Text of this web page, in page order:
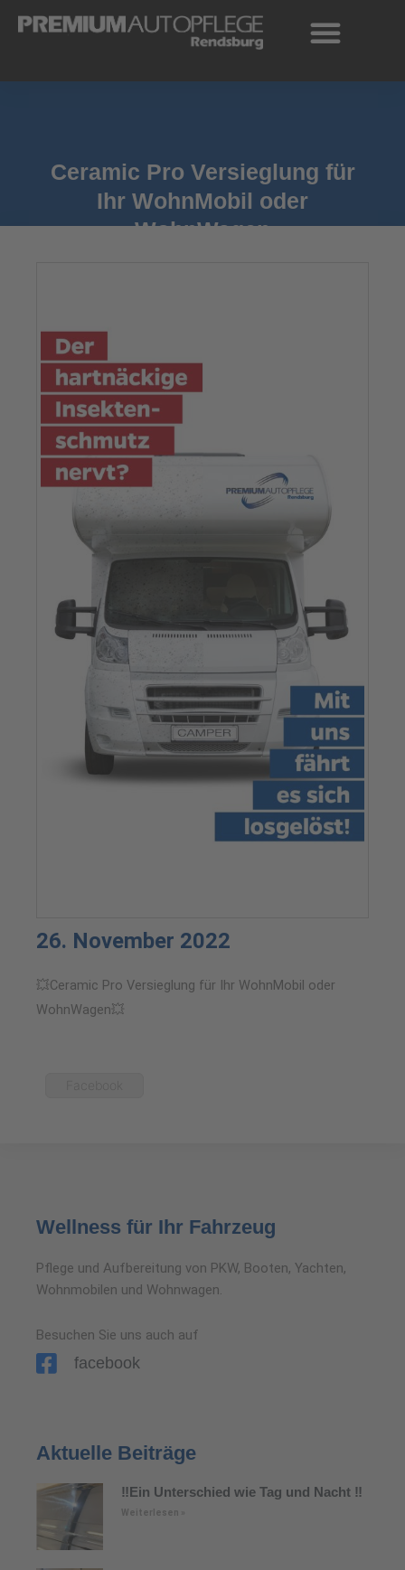
Inhalt
Ceramic Pro Versieglung für
Ihr WohnMobil oder
WohnWagen
26. November 2022
💥Ceramic Pro Versieglung für Ihr WohnMobil oder
WohnWagen💥
Wellness für Ihr Fahrzeug
Pflege und Aufbereitung von PKW, Booten, Yachten,
Wohnmobilen und Wohnwagen.
Besuchen Sie uns auch auf
facebook
Aktuelle Beiträge
‼️Ein Unterschied wie Tag und Nacht ‼️
Weiterlesen »